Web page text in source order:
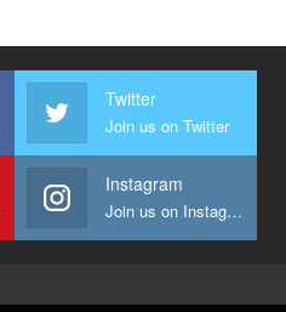
Twitter
Join us on Twitter
Instagram
Join us on Instagram